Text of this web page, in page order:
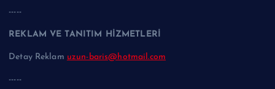
-----
REKLAM VE TANITIM HİZMETLERİ
Detay Reklam uzun-baris@hotmail.com
-----